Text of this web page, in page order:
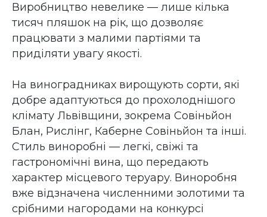
Виробництво невелике — лише кілька
тисяч пляшок на рік, що дозволяє
працювати з малими партіями та
приділяти увагу якості.
На виноградниках вирощують сорти, які
добре адаптуються до прохолоднішого
клімату Львівщини, зокрема Совіньйон
Блан, Рислінг, Каберне Совіньйон та інші.
Стиль виноробні — легкі, свіжі та
гастрономічні вина, що передають
характер місцевого теруару. Виноробня
вже відзначена численними золотими та
срібними нагородами на конкурсі